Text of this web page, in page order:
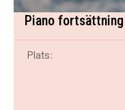
Piano fortsättning
Plats: